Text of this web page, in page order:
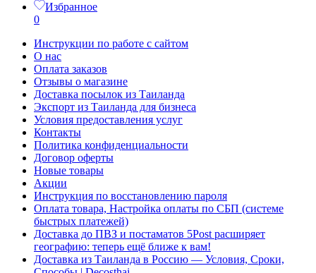
Избранное
0
Инструкции по работе с сайтом
О нас
Оплата заказов
Отзывы о магазине
Доставка посылок из Таиланда
Экспорт из Таиланда для бизнеса
Условия предоставления услуг
Контакты
Политика конфиденциальности
Договор оферты
Новые товары
Акции
Инструкция по восстановлению пароля
Оплата товара, Настройка оплаты по СБП (системе
быстрых платежей)
Доставка до ПВЗ и постаматов 5Post расширяет
географию: теперь ещё ближе к вам!
Доставка из Таиланда в Россию — Условия, Сроки,